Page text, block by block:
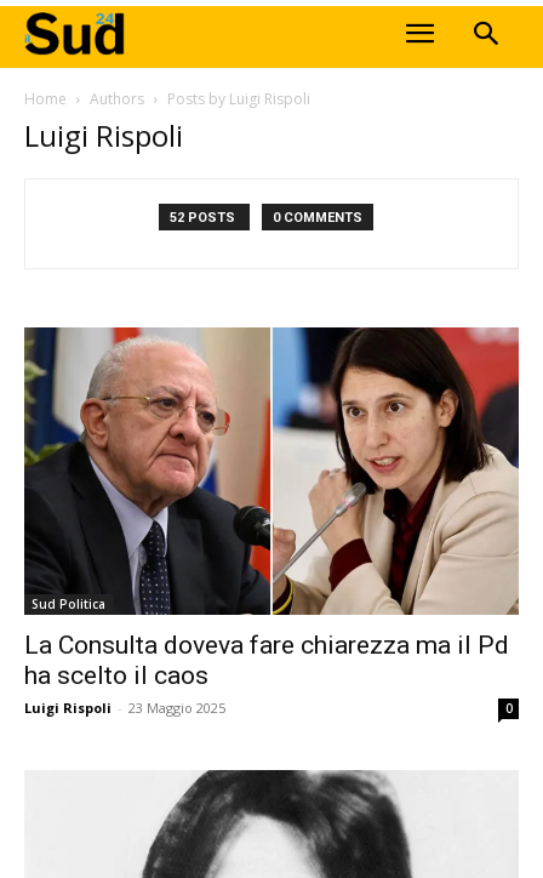
Home Authors Posts by Luigi Rispoli
Luigi Rispoli
52 POSTS 0 COMMENTS
Sud Politica
La Consulta doveva fare chiarezza ma il Pd
ha scelto il caos
Luigi Rispoli - 23 Maggio 2025 0